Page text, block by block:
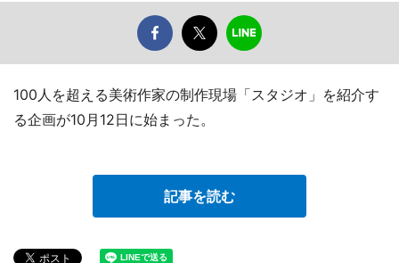
100人を超える美術作家の制作現場「スタジオ」を紹介す
る企画が10月12日に始まった。
記事を読む